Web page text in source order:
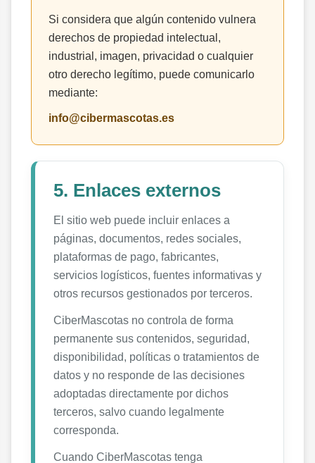
Si considera que algún contenido vulnera
derechos de propiedad intelectual,
industrial, imagen, privacidad o cualquier
otro derecho legítimo, puede comunicarlo
mediante:
info@cibermascotas.es
5. Enlaces externos
El sitio web puede incluir enlaces a
páginas, documentos, redes sociales,
plataformas de pago, fabricantes,
servicios logísticos, fuentes informativas y
otros recursos gestionados por terceros.
CiberMascotas no controla de forma
permanente sus contenidos, seguridad,
disponibilidad, políticas o tratamientos de
datos y no responde de las decisiones
adoptadas directamente por dichos
terceros, salvo cuando legalmente
corresponda.
Cuando CiberMascotas tenga